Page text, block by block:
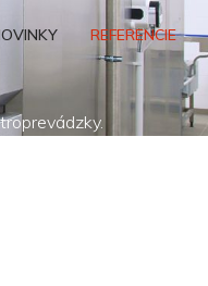
REFERENCIE